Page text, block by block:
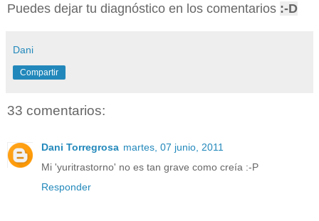
Puedes dejar tu diagnóstico en los comentarios :-D
Dani
Compartir
33 comentarios:
Dani Torregrosa martes, 07 junio, 2011
Mi 'yuritrastorno' no es tan grave como creía :-P
Responder